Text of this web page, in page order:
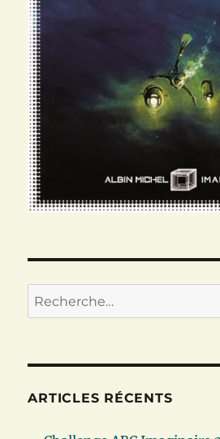
Recherche
pour :
ARTICLES RÉCENTS